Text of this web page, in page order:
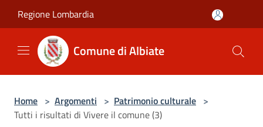
Regione Lombardia
Comune di Albiate
Home > Argomenti > Patrimonio culturale >
Tutti i risultati di Vivere il comune (3)